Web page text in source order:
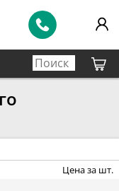
Цена за шт.